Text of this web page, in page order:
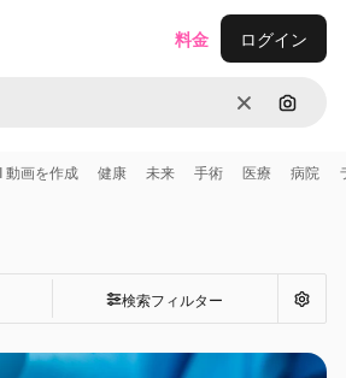
消去 画像で
料金 ログイン
動画を作成 健康 未来 手術 医療 病院
検索フィルター